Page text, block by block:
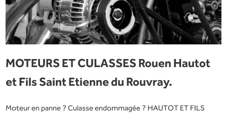
MOTEURS ET CULASSES Rouen Hautot
et Fils Saint Etienne du Rouvray.
Moteur en panne ? Culasse endommagée ? HAUTOT ET FILS